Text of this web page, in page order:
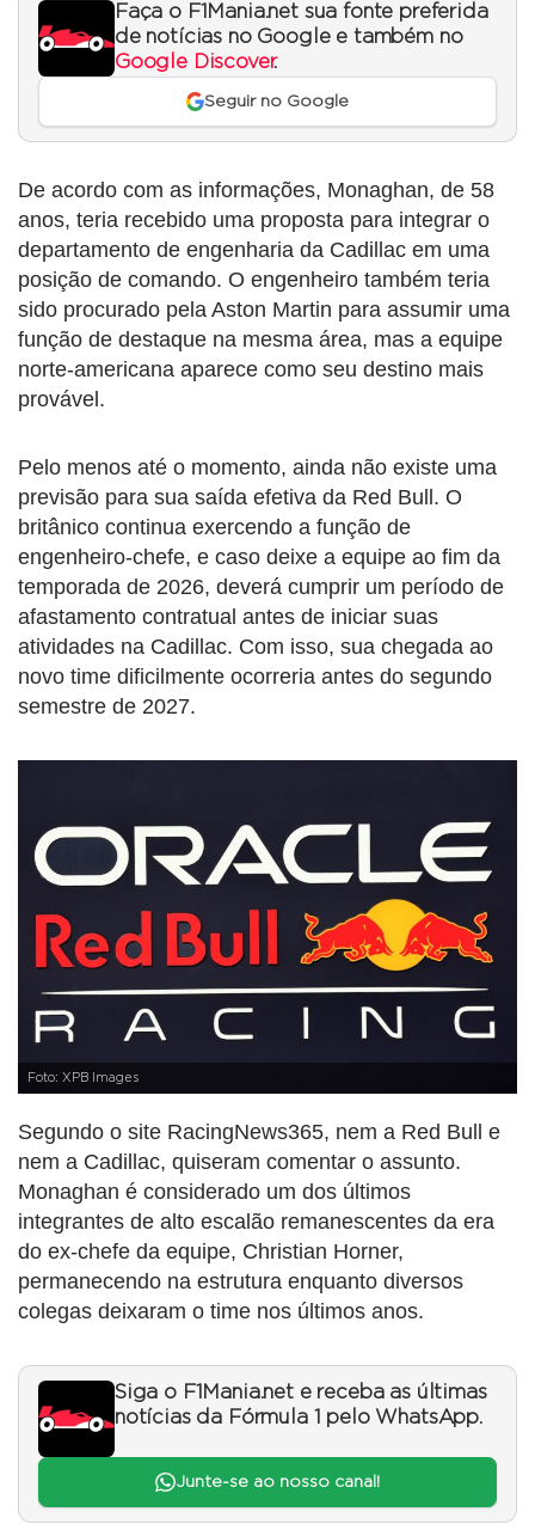
Faça o F1Mania.net sua fonte preferida
de notícias no Google e também no
Google Discover.
Seguir no Google
De acordo com as informações, Monaghan, de 58
anos, teria recebido uma proposta para integrar o
departamento de engenharia da Cadillac em uma
posição de comando. O engenheiro também teria
sido procurado pela Aston Martin para assumir uma
função de destaque na mesma área, mas a equipe
norte-americana aparece como seu destino mais
provável.
Pelo menos até o momento, ainda não existe uma
previsão para sua saída efetiva da Red Bull. O
britânico continua exercendo a função de
engenheiro-chefe, e caso deixe a equipe ao fim da
temporada de 2026, deverá cumprir um período de
afastamento contratual antes de iniciar suas
atividades na Cadillac. Com isso, sua chegada ao
novo time dificilmente ocorreria antes do segundo
semestre de 2027.
Foto: XPB Images
Segundo o site RacingNews365, nem a Red Bull e
nem a Cadillac, quiseram comentar o assunto.
Monaghan é considerado um dos últimos
integrantes de alto escalão remanescentes da era
do ex-chefe da equipe, Christian Horner,
permanecendo na estrutura enquanto diversos
colegas deixaram o time nos últimos anos.
Siga o F1Mania.net e receba as últimas
notícias da Fórmula 1 pelo WhatsApp.
Junte-se ao nosso canal!